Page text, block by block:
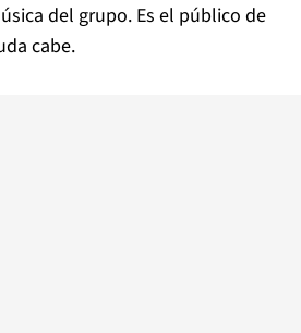
del grupo. Es el público de
cabe.